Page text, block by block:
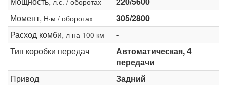
Момент, Н·м / оборотах
305/2800
Расход комби, л на 100 км
-
Тип коробки передач
Автоматическая, 4
передачи
Привод
Задний